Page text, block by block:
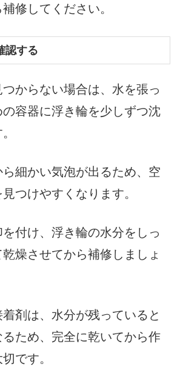
修してください。
認する
からない場合は、水を張っ
容器に浮き輪を少しずつ沈
細かい気泡が出るため、空
つけやすくなります。
付け、浮き輪の水分をしっ
燥させてから補修しましょ
剤は、水分が残っていると
ため、完全に乾いてから作
です。